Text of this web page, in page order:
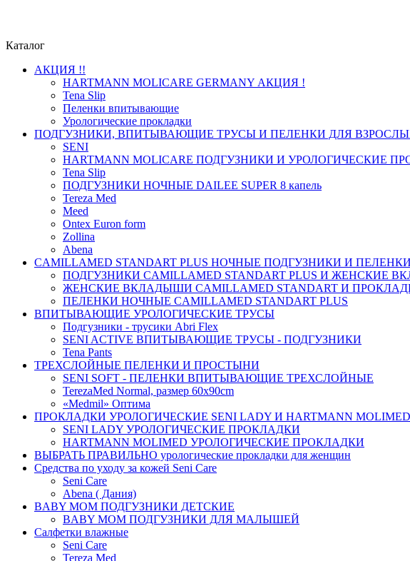
Каталог
АКЦИЯ !!
HARTMANN MOLICARE GERMANY АКЦИЯ !
Tena Slip
Пеленки впитывающие
Урологические прокладки
ПОДГУЗНИКИ, ВПИТЫВАЮЩИЕ ТРУСЫ И ПЕЛЕНКИ ДЛЯ
SENI
HARTMANN MOLICARE ПОДГУЗНИКИ И УРОЛОГИЧЕСКИЕ
Tena Slip
ПОДГУЗНИКИ НОЧНЫЕ DAILEE SUPER 8 капель
Tereza Med
Meed
Ontex Euron form
Zollina
Abena
CAMILLAMED STANDART PLUS НОЧНЫЕ ПОДГУЗНИКИ И
ПОДГУЗНИКИ CAMILLAMED STANDART PLUS И ЖЕНСКИЕ
ЖЕНСКИЕ ВКЛАДЫШИ CAMILLAMED STANDART И
ПЕЛЕНКИ НОЧНЫЕ CAMILLAMED STANDART PLUS
ВПИТЫВАЮЩИЕ УРОЛОГИЧЕСКИЕ ТРУСЫ
Подгузники - трусики Abri Flex
SENI ACTIVE ВПИТЫВАЮЩИЕ ТРУСЫ - ПОДГУЗНИКИ
Tena Pants
ТРЕХСЛОЙНЫЕ ПЕЛЕНКИ И ПРОСТЫНИ
SENI SOFT - ПЕЛЕНКИ ВПИТЫВАЮЩИЕ ТРЕХСЛОЙНЫЕ
TerezaMed Normal, размер 60x90cm
«Medmil» Оптима
ПРОКЛАДКИ УРОЛОГИЧЕСКИЕ SENI LADY И HARTMANN MOLIMED
SENI LADY УРОЛОГИЧЕСКИЕ ПРОКЛАДКИ
HARTMANN MOLIMED УРОЛОГИЧЕСКИЕ ПРОКЛАДКИ
ВЫБРАТЬ ПРАВИЛЬНО урологические прокладки для женщин
Средства по уходу за кожей Seni Care
Seni Care
Abena ( Дания)
BABY MOM ПОДГУЗНИКИ ДЕТСКИЕ
BABY MOM ПОДГУЗНИКИ ДЛЯ МАЛЫШЕЙ
Салфетки влажные
Seni Care
Tereza Med